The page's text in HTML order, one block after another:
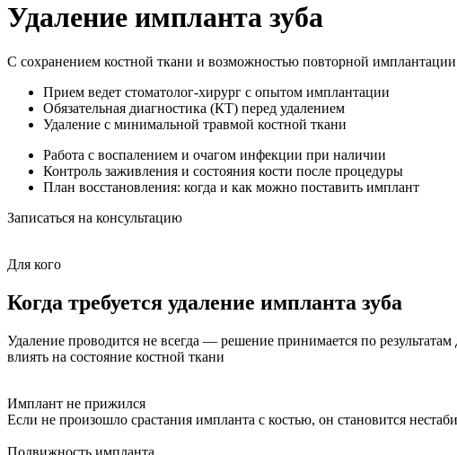
Удаление импланта зуба
С сохранением костной ткани и возможностью повторной имплантации
Прием ведет стоматолог-хирург с опытом имплантации
Обязательная диагностика (КТ) перед удалением
Удаление с минимальной травмой костной ткани
Работа с воспалением и очагом инфекции при наличии
Контроль заживления и состояния кости после процедуры
План восстановления: когда и как можно поставить имплант
Записаться на консультацию
Для кого
Когда требуется удаление импланта зуба
Удаление проводится не всегда — решение принимается по
влиять на состояние костной ткани
Имплант не прижился
Если не произошло срастания импланта с костью, он становится
Подвижность импланта